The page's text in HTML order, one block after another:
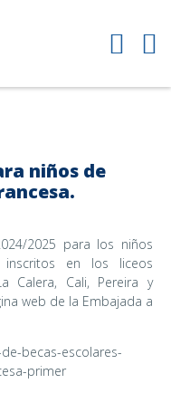
niños de
2025 para los niños
en los liceos
Calera, Cali, Pereira y
web de la Embajada a
becas-escolares-
primer